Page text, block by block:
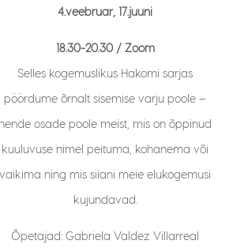
4.veebruar, 17.juuni
18.30-20.30 / Zoom
Selles kogemuslikus Hakomi sarjas
pöördume õrnalt sisemise varju poole –
osade poole meist, mis on õppinud
kuuluvuse nimel peituma, kohanema või
vaikima ning mis siiani meie elukogemusi
kujundavad.
Õpetajad: Gabriela Valdez Villarreal